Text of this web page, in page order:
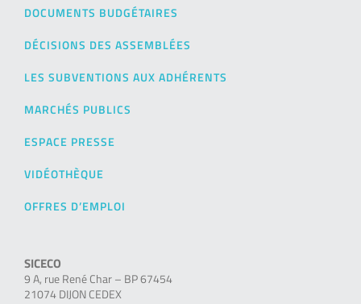
DOCUMENTS BUDGÉTAIRES
DÉCISIONS DES ASSEMBLÉES
LES SUBVENTIONS AUX ADHÉRENTS
MARCHÉS PUBLICS
ESPACE PRESSE
VIDÉOTHÈQUE
OFFRES D’EMPLOI
SICECO
9 A, rue René Char – BP 67454
21074 DIJON CEDEX